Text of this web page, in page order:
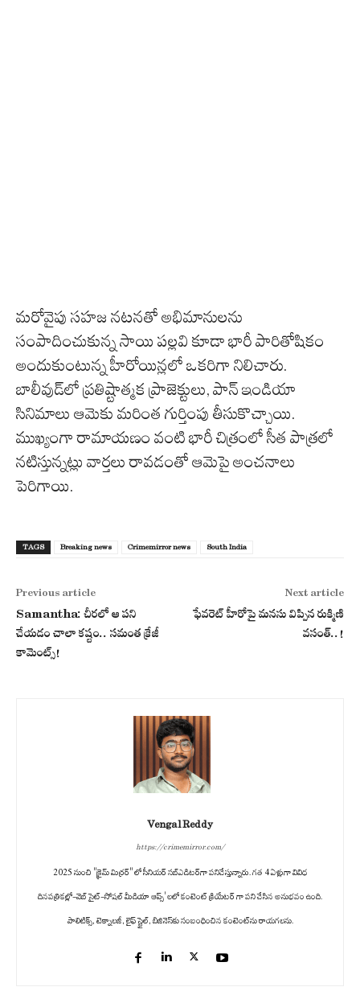
మరోవైపు సహజ నటనతో అభిమానులను
సంపాదించుకున్న సాయి పల్లవి కూడా భారీ పారితోషికం
అందుకుంటున్న హీరోయిన్లలో ఒకరిగా నిలిచారు.
బాలీవుడ్‌లో ప్రతిష్టాత్మక ప్రాజెక్టులు, పాన్ ఇండియా
సినిమాలు ఆమెకు మరింత గుర్తింపు తీసుకొచ్చాయి.
ముఖ్యంగా రామాయణం వంటి భారీ చిత్రంలో సీత పాత్రలో
నటిస్తున్నట్లు వార్తలు రావడంతో ఆమెపై అంచనాలు
పెరిగాయి.
TAGS Breaking news Crimemirror news South India
Previous article
Samantha: చీరలో ఆ పని
చేయడం చాలా కష్టం.. సమంత క్రేజీ
కామెంట్స్!
Next article
ఫేవరెట్ హీరోపై మనసు విప్పిన రుక్మిణి
వసంత్..!
Vengal Reddy
https://crimemirror.com/
2025 నుంచి "క్రైమ్ మిర్రర్" లో సీనియర్ సబ్‌ఎడిటర్‌గా పనిచేస్తున్నారు. గత 4 ఏళ్లుగా వివిధ
దినపత్రికల్లో-వెబ్ సైట్-సోషల్ మీడియా ఆప్స్' లలో కంటెంట్ క్రియేటర్ గా పని చేసిన అనుభవం ఉంది.
పాలిటిక్స్‌, టెక్నాలజీ, లైఫ్‌ స్టైల్‌, బిజినెస్‌కు సంబంధించిన కంటెంట్‌ను రాయగలను.